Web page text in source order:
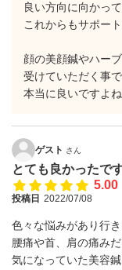
良い方向に向かって
これからもサポー
顔の美顔鍼やハー
受けていただく事
本当に良いですよね
ゲスト さん
とても良かったで
5.00
投稿日 2022/07/08
色々な悩みがあり行き
腰痛や首、肩の痛みだ
気になっていた美容